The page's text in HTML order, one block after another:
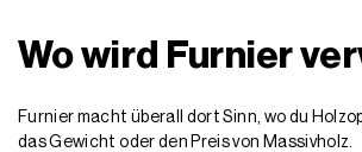
Wo wird Furnier
Furnier macht überall dort Sinn, wo du
das Gewicht oder den Preis von Massivholz.